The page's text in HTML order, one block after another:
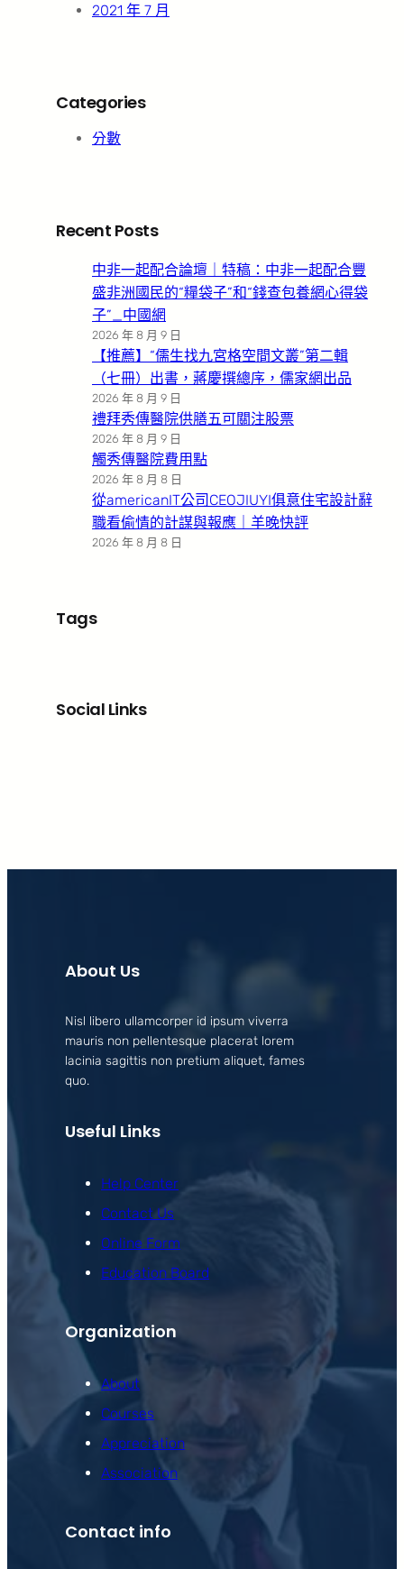
2021 年 7 月
Categories
分數
Recent Posts
中非一起配合論壇｜特稿：中非一起配合豐
盛非洲國民的“糧袋子”和“錢查包養網心得袋
子”_中國網
2026 年 8 月 9 日
【推薦】“儒生找九宮格空間文叢”第二輯
（七冊）出書，蔣慶撰總序，儒家網出品
2026 年 8 月 9 日
禮拜秀傳醫院供膳五可關注股票
2026 年 8 月 9 日
觸秀傳醫院費用點
2026 年 8 月 8 日
從americanIT公司CEOJIUYI俱意住宅設計辭
職看偷情的計謀與報應｜羊晚快評
2026 年 8 月 8 日
Tags
Social Links
About Us
Nisl libero ullamcorper id ipsum viverra
mauris non pellentesque placerat lorem
lacinia sagittis non pretium aliquet, fames
quo.
Useful Links
Help Center
Contact Us
Online Form
Education Board
Organization
About
Courses
Appreciation
Association
Contact info